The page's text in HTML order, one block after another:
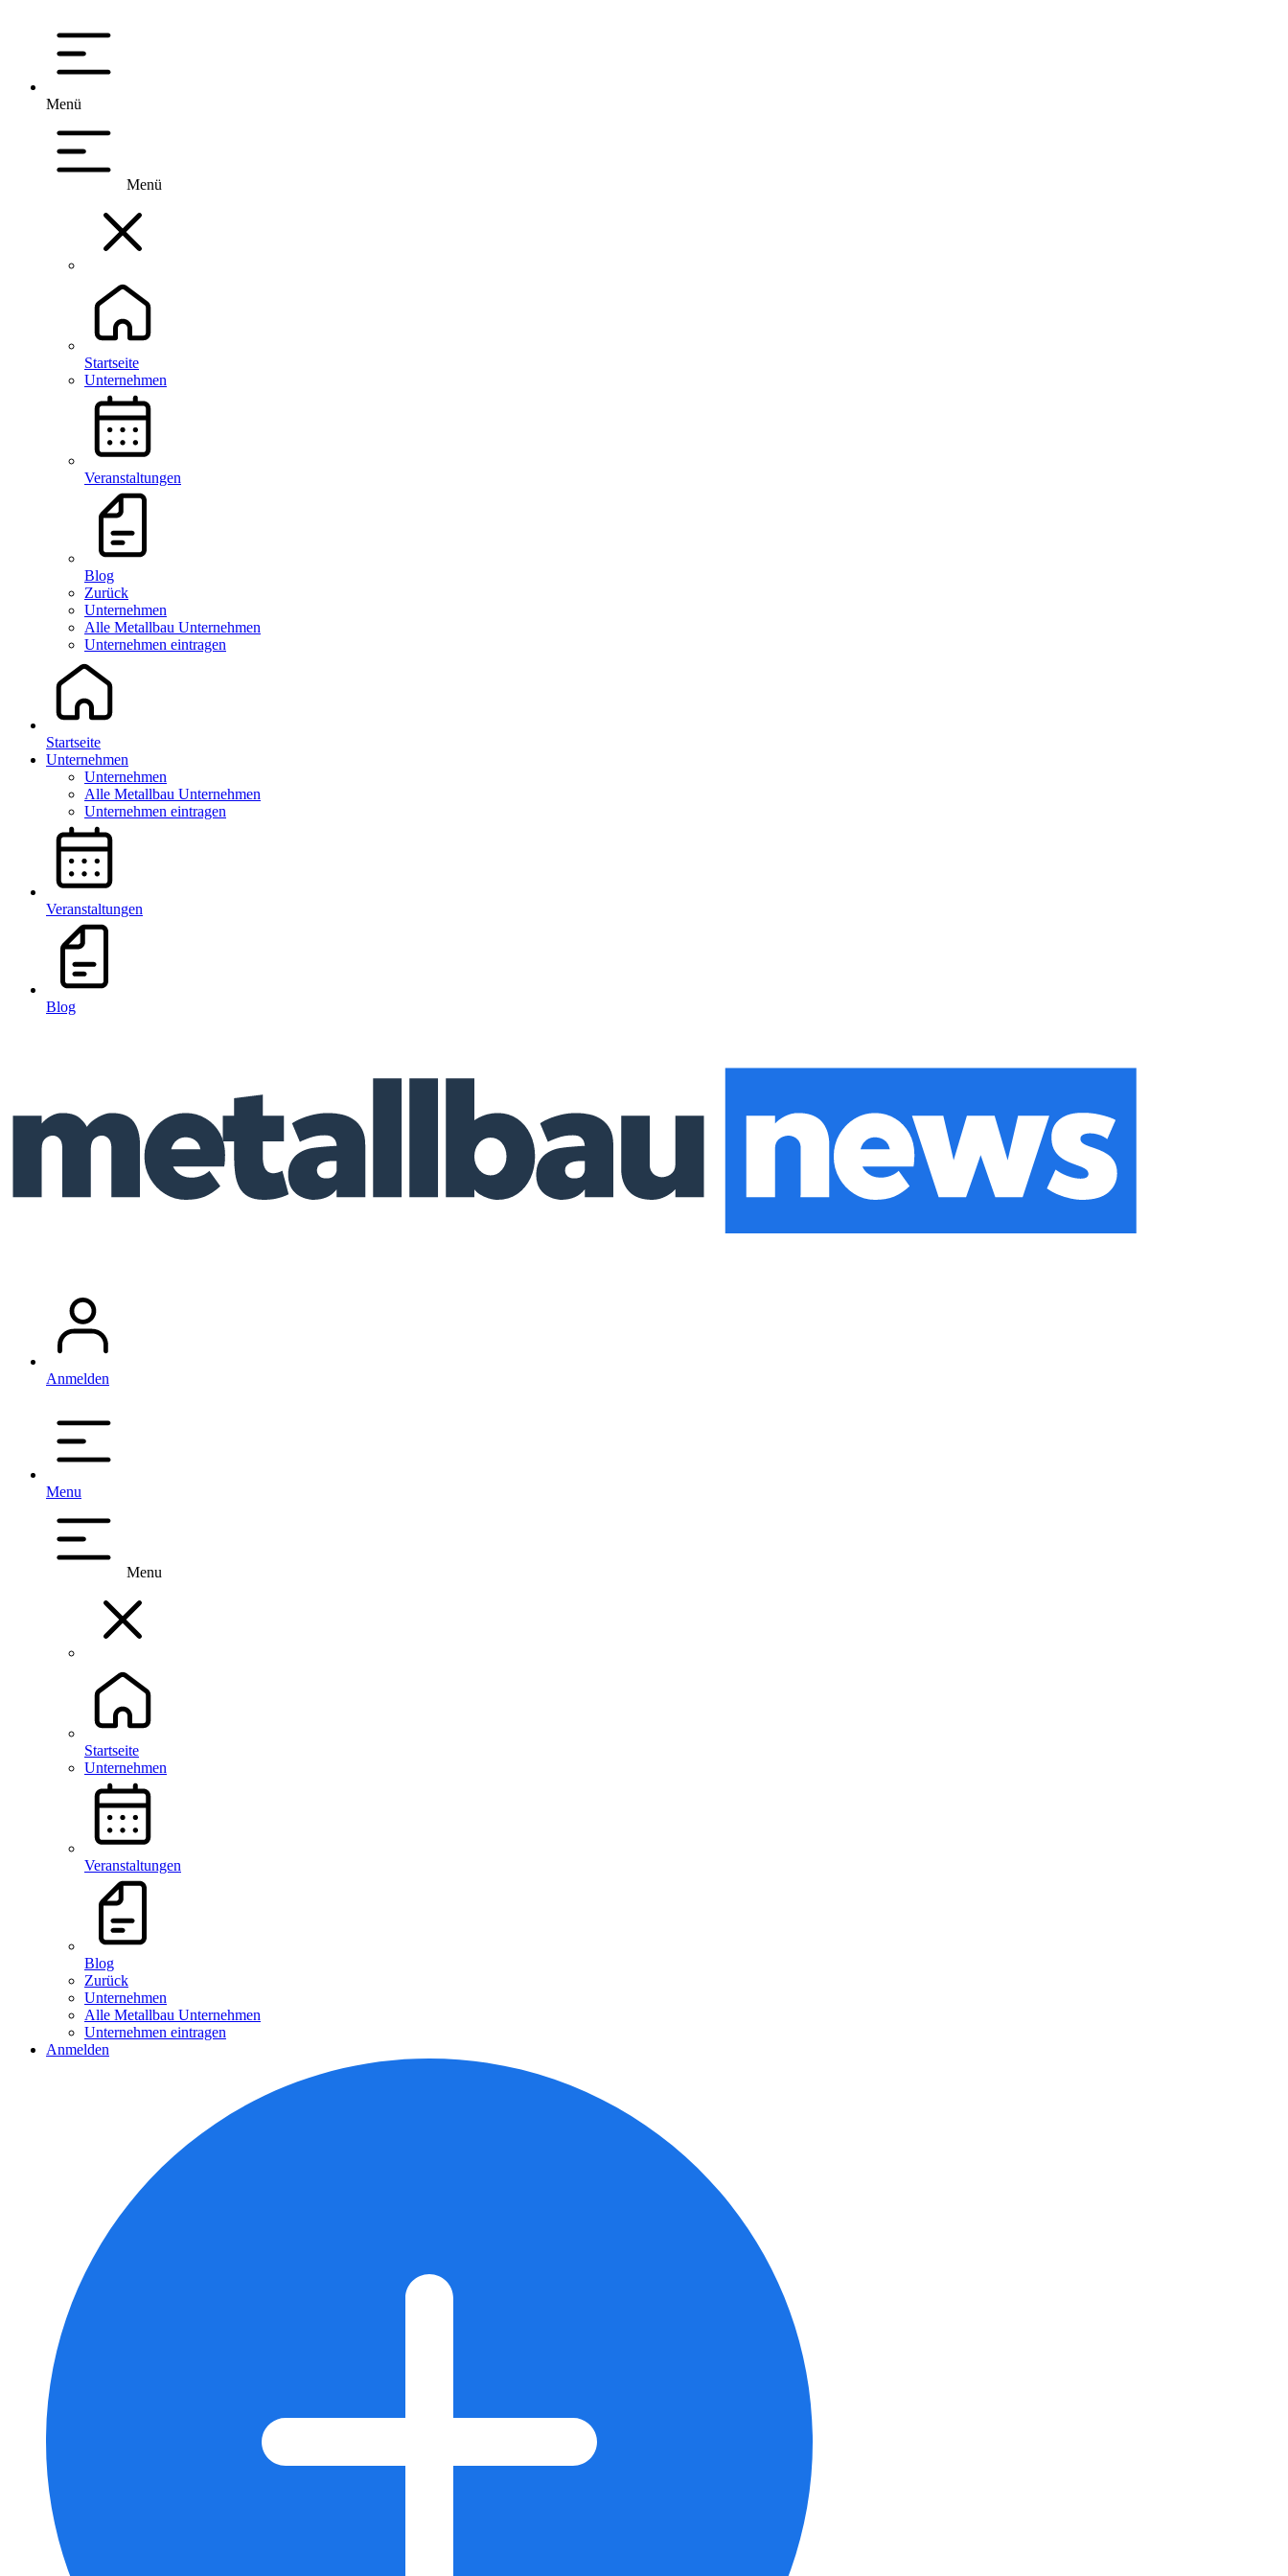
Menü
Menü
Startseite
Unternehmen
Veranstaltungen
Blog
Zurück
Unternehmen
Alle Metallbau Unternehmen
Unternehmen eintragen
Startseite
Unternehmen
Unternehmen
Alle Metallbau Unternehmen
Unternehmen eintragen
Veranstaltungen
Blog
Anmelden
Menu
Menu
Startseite
Unternehmen
Veranstaltungen
Blog
Zurück
Unternehmen
Alle Metallbau Unternehmen
Unternehmen eintragen
Anmelden